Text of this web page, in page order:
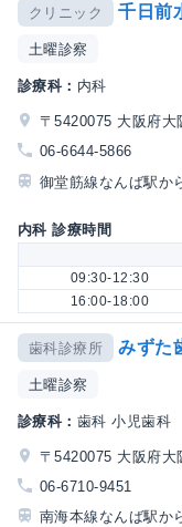
クリニック 千日前
土曜診察
診療科： 内科
〒5420075 大阪府
06-6644-5866
御堂筋線なんば駅か
内科 診療時間
09:30-12:30
16:00-18:00
歯科診療所 みずた
土曜診察
診療科： 歯科 小児歯科
〒5420075 大阪府
06-6710-9451
南海本線なんば駅か